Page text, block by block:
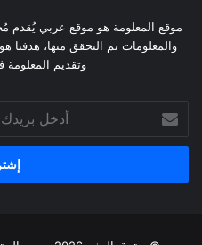
موقع المعلومة هو موقع عربي
والمعلومات تم التحقق منها، هدفنا
وتقديم
بريدك
الإلكتروني